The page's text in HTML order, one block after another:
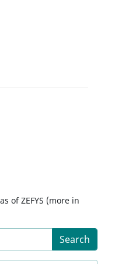
of ZEFYS (more in
Search